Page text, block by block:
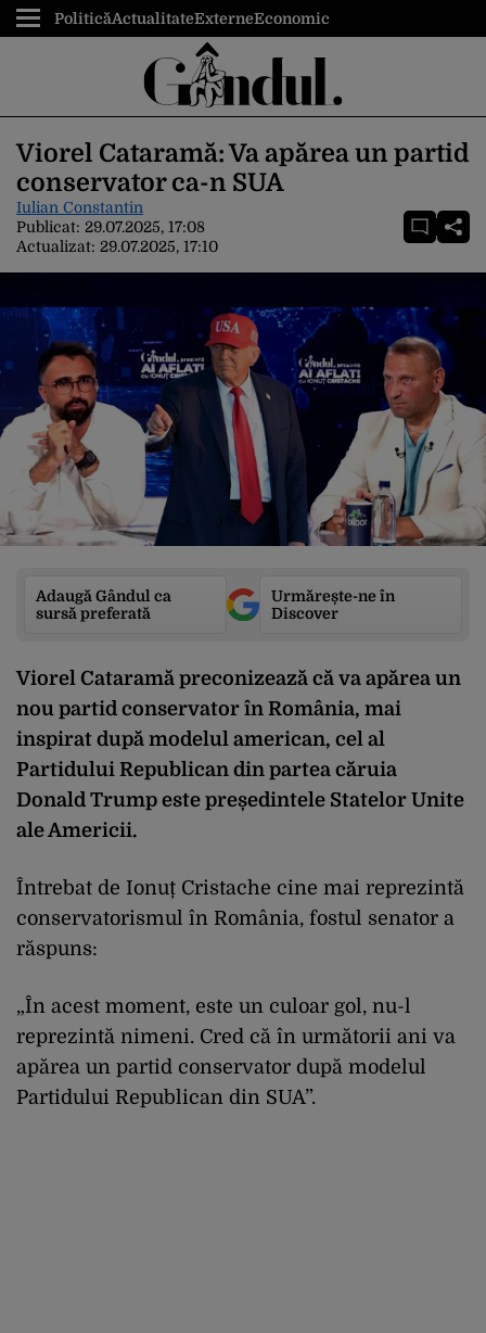
PoliticăActualitateExterneEconomic
Viorel Cataramă: Va apărea un partid
conservator ca-n SUA
Iulian Constantin
Publicat: 29.07.2025, 17:08
Actualizat: 29.07.2025, 17:10
Adaugă Gândul ca
sursă preferată
Urmărește-ne în
Discover
Viorel Cataramă preconizează că va apărea un
nou partid conservator în România, mai
inspirat după modelul american, cel al
Partidului Republican din partea căruia
Donald Trump este președintele Statelor Unite
ale Americii.
Întrebat de Ionuț Cristache cine mai reprezintă
conservatorismul în România, fostul senator a
răspuns:
„În acest moment, este un culoar gol, nu-l
reprezintă nimeni. Cred că în următorii ani va
apărea un partid conservator după modelul
Partidului Republican din SUA”.